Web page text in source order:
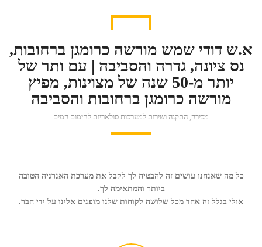
א.ש דודי שמש מורשה כרומגן ברחובות,
נס ציונה, גדרה והסביבה | עם ותר של
יותר מ-50 שנה של מצוינות, מפיץ
מורשה כרומגן ברחובות והסביבה
מכירה, התקנה ושירות למערכות סולאריות לחימום המים
כל מה שאנחנו עושים זה להבטיח לך לקבל את מערכת האנרגיה הטובה
ביותר והמתאימה לך.
אולי בגלל זה אחד מכל שלושה לקוחות שלנו מופנים אלינו על ידי חבר.